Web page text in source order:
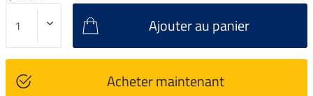
Ajouter au panier
Acheter maintenant